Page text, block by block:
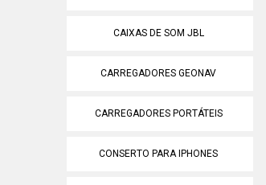
CAIXAS DE SOM JBL
CARREGADORES GEONAV
CARREGADORES PORTÁTEIS
CONSERTO PARA IPHONES